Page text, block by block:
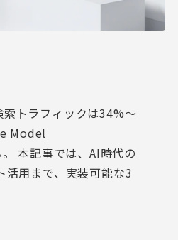
トラフィックは34%～
Model
本記事では、AI時代の
用まで、実装可能な3